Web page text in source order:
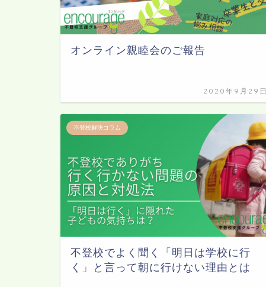
オンライン親睦会のご報告
2020年9月29日
不登校解決コラム
不登校でよく聞く「明日は学校に行
く」と言って朝に行けない理由とは